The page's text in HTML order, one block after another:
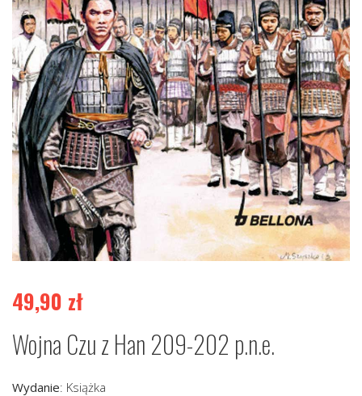
49,90 zł
Wojna Czu z Han 209-202 p.n.e.
Wydanie: Książka